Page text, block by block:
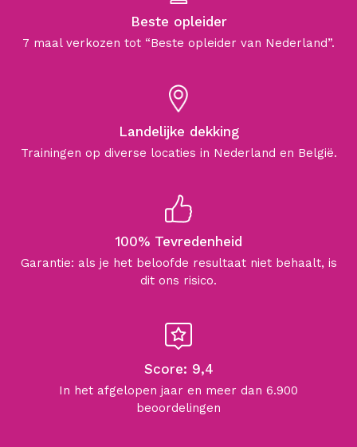
Beste opleider
7 maal verkozen tot “Beste opleider van Nederland”.
Landelijke dekking
Trainingen op diverse locaties in Nederland en België.
100% Tevredenheid
Garantie: als je het beloofde resultaat niet behaalt, is
dit ons risico.
Score: 9,4
In het afgelopen jaar en meer dan 6.900
beoordelingen